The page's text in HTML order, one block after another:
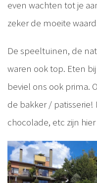
even wachten tot je
zeker de moeite
De speeltuinen, de
waren ook top. Eten
beviel ons ook prima.
de bakker / patisserie!
chocolade, etc zijn